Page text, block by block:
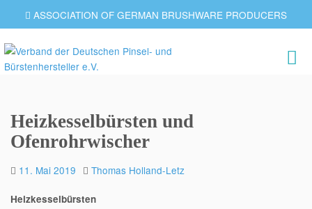
ASSOCIATION OF GERMAN BRUSHWARE PRODUCERS
Heizkesselbürsten und
Ofenrohrwischer
11. Mai 2019 Thomas Holland-Letz
Heizkesselbürsten